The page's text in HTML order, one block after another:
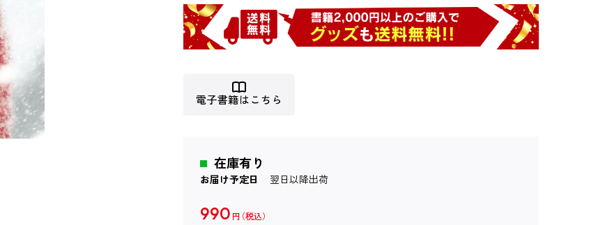
電子書籍はこちら
在庫有り
お届け予定日 翌日以降出荷
990 円